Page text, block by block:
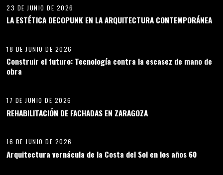
23 DE JUNIO DE 2026
LA ESTÉTICA DECOPUNK EN LA ARQUITECTURA CONTEMPORÁNEA
11
18 DE JUNIO DE 2026
Construir el futuro: Tecnología contra la escasez de mano de
obra
17 DE JUNIO DE 2026
REHABILITACIÓN DE FACHADAS EN ZARAGOZA
16 DE JUNIO DE 2026
Arquitectura vernácula de la Costa del Sol en los años 6014